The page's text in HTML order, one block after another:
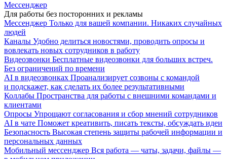
Мессенджер
Для работы без посторонних и рекламы
Мессенджер Только для вашей компании. Никаких случайных
людей
Каналы Удобно делиться новостями, проводить опросы и
вовлекать новых сотрудников в работу
Видеозвонки Бесплатные видеозвонки для больших встреч.
Без ограничений по времени
AI в видеозвонках Проанализирует созвоны с командой
и подскажет, как сделать их более результативными
Коллабы Пространства для работы с внешними командами и
клиентами
Опросы Упрощают согласования и сбор мнений сотрудников
AI в чате Поможет креативить, писать тексты, обсуждать идеи
Безопасность Высокая степень защиты рабочей информации и
персональных данных
Мобильный мессенджер Вся работа — чаты, задачи, файлы —